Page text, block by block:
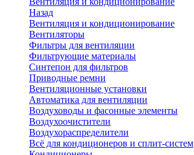
Назад
Вентиляция и кондиционирование
Вентиляторы
Фильтры для вентиляции
Фильтрующие материалы
Синтепон для фильтров
Приводные ремни
Вентиляционные установки
Автоматика для вентиляции
Воздуховоды и фасонные элементы
Воздухоочистители
Воздухораспределители
Всё для кондиционеров и сплит-систем